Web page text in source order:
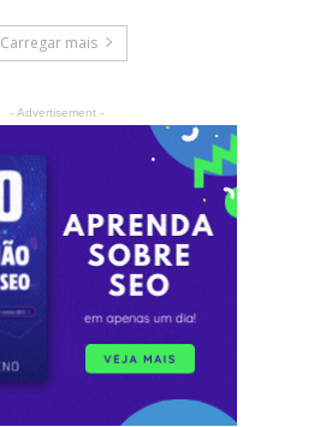
Carregar mais
- Advertisement -